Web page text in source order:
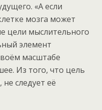
«А если
мозга может
цели мыслительного
элемент
масштабе
Из того, что цель
следует её